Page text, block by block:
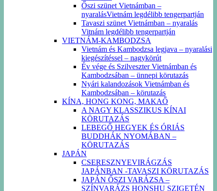
Őszi szünet Vietnámban –
nyaralásVietnám legdélibb tengerpartján
Tavaszi szünet Vietnámban – nyaralás
Vitnám legdélibb tengerpartján
VIETNÁM-KAMBODZSA
Vietnám és Kambodzsa legjava – nyaralási
kiegészítéssel – nagykörút
Év vége és Szilveszter Vietnámban és
Kambodzsában – ünnepi körutazás
Nyári kalandozások Vietnámban és
Kambodzsában – körutazás
KÍNA, HONG KONG, MAKAŐ
A NAGY KLASSZIKUS KÍNAI
KÖRUTAZÁS
LEBEGŐ HEGYEK ÉS ÓRIÁS
BUDDHÁK NYOMÁBAN –
KÖRUTAZÁS
JAPÁN
CSERESZNYEVIRÁGZÁS
JAPÁNBAN -TAVASZI KÖRUTAZÁS
JAPÁN ŐSZI VARÁZSA –
SZÍNVARÁZS HONSHU SZIGETÉN